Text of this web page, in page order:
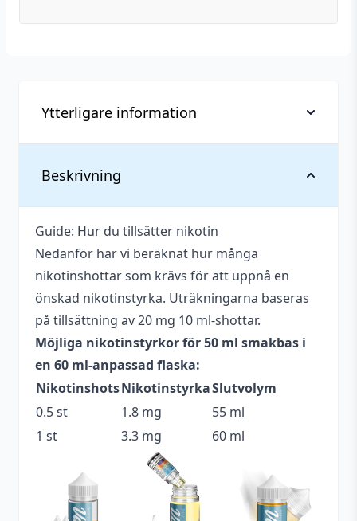
Beskrivning
Guide: Hur du tillsätter nikotin
Nedanför har vi beräknat hur många
nikotinshottar som krävs för att uppnå en
önskad nikotinstyrka. Uträkningarna baseras
på tillsättning av 20 mg 10 ml-shottar.
Möjliga nikotinstyrkor för 50 ml smakbas i
en 60 ml-anpassad flaska:
NikotinshotsNikotinstyrkaSlutvolym
0.5 st
1.8 mg
55 ml
1 st
3.3 mg 60 ml
Ytterligare information
Vikt
Anpassad för
nikotinstyrka
Antal ml
50 ml
Beskrivande
Bärig ,Mjölkig
Blandning
70VG / 30PG
Flaskstorlek
60 ml
Innehåller
cooling
Nej
Serie
The Milkman Classics
Smakprofil
Hallon
Tillverkare
The Milkman